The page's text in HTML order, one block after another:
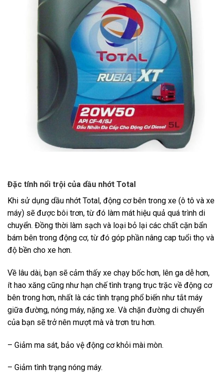
Đặc tính nổi trội của dầu nhớt Total
Khi sử dụng dầu nhớt Total, động cơ bên trong xe (ô tô và xe
máy) sẽ được bôi trơn, từ đó làm mát hiệu quả quá trình di
chuyển. Đồng thời làm sạch và loại bỏ lại các chất cặn bẩn
bám bên trong động cơ, từ đó góp phần nâng cap tuổi thọ và
độ bền cho xe hơn.
Về lâu dài, bạn sẽ cảm thấy xe chạy bốc hơn, lên ga dễ hơn,
ít hao xăng cũng như hạn chế tình trạng trục trặc về động cơ
bên trong hơn, nhất là các tình trạng phổ biến như tắt máy
giữa đường, nóng máy, nặng xe. Và chặn đường di chuyển
của bạn sẽ trở nên mượt mà và trơn tru hơn.
– Giảm ma sát, bảo vệ động cơ khỏi mài mòn.
– Giảm tình trạng nóng máy.